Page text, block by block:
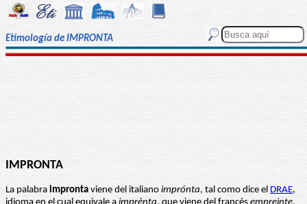
Etimología de IMPRONTA
IMPRONTA
La palabra impronta viene del italiano imprónta, tal como dice el DRAE,